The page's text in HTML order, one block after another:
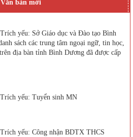
Văn bản mới
yếu: Sở Giáo dục và Đào tạo Bình
sách các trung tâm ngoại ngữ, tin học,
địa bàn tỉnh Bình Dương đã được cấp
yếu: Tuyển sinh MN
yếu: Công nhận BDTX THCS